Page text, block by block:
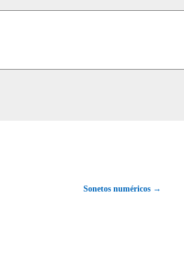
Sonetos numéricos →